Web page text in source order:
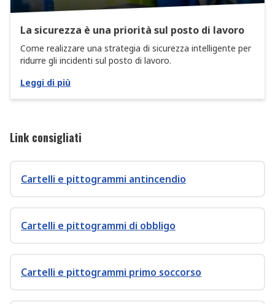
La sicurezza è una priorità sul posto di lavoro
Come realizzare una strategia di sicurezza intelligente per
ridurre gli incidenti sul posto di lavoro.
Leggi di più
Link consigliati
Cartelli e pittogrammi antincendio
Cartelli e pittogrammi di obbligo
Cartelli e pittogrammi primo soccorso